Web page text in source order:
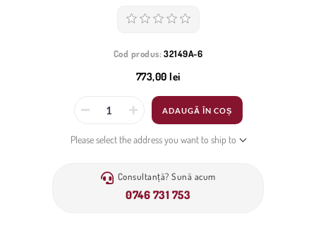
Cod produs: 32149A-6
773,00 lei
ADAUGĂ ÎN COȘ
Please select the address you want to ship to
Consultanță? Sună acum
0746 731 753